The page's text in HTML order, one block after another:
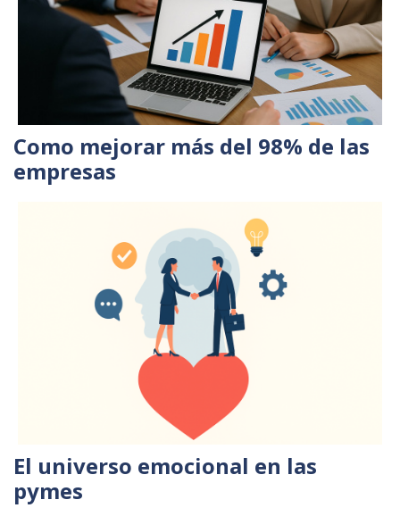
Como mejorar más del 98% de las
empresas
El universo emocional en las
pymes